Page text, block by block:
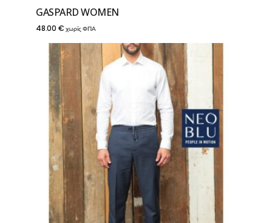
GASPARD WOMEN
48.00 € χωρίς ΦΠΑ